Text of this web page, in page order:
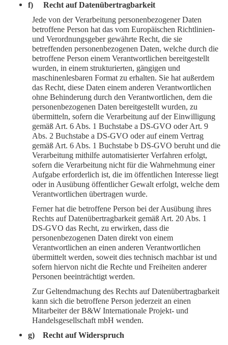
f) Recht auf Datenübertragbarkeit
Jede von der Verarbeitung personenbezogener Daten
betroffene Person hat das vom Europäischen Richtlinien-
und Verordnungsgeber gewährte Recht, die sie
betreffenden personenbezogenen Daten, welche durch die
betroffene Person einem Verantwortlichen bereitgestellt
wurden, in einem strukturierten, gängigen und
maschinenlesbaren Format zu erhalten. Sie hat außerdem
das Recht, diese Daten einem anderen Verantwortlichen
ohne Behinderung durch den Verantwortlichen, dem die
personenbezogenen Daten bereitgestellt wurden, zu
übermitteln, sofern die Verarbeitung auf der Einwilligung
gemäß Art. 6 Abs. 1 Buchstabe a DS-GVO oder Art. 9
Abs. 2 Buchstabe a DS-GVO oder auf einem Vertrag
gemäß Art. 6 Abs. 1 Buchstabe b DS-GVO beruht und die
Verarbeitung mithilfe automatisierter Verfahren erfolgt,
sofern die Verarbeitung nicht für die Wahrnehmung einer
Aufgabe erforderlich ist, die im öffentlichen Interesse liegt
oder in Ausübung öffentlicher Gewalt erfolgt, welche dem
Verantwortlichen übertragen wurde.
Ferner hat die betroffene Person bei der Ausübung ihres
Rechts auf Datenübertragbarkeit gemäß Art. 20 Abs. 1
DS-GVO das Recht, zu erwirken, dass die
personenbezogenen Daten direkt von einem
Verantwortlichen an einen anderen Verantwortlichen
übermittelt werden, soweit dies technisch machbar ist und
sofern hiervon nicht die Rechte und Freiheiten anderer
Personen beeinträchtigt werden.
Zur Geltendmachung des Rechts auf Datenübertragbarkeit
kann sich die betroffene Person jederzeit an einen
Mitarbeiter der B&W Internationale Projekt- und
Handelsgesellschaft mbH wenden.
g) Recht auf Widerspruch